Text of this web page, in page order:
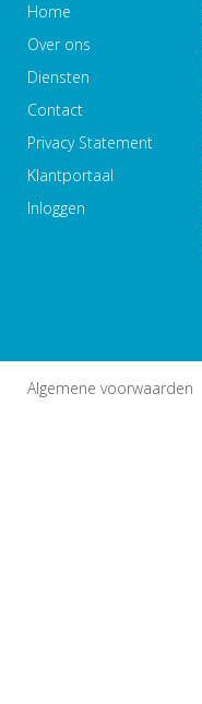
Home
Over ons
Diensten
Contact
Privacy Statement
Klantportaal
Inloggen
Algemene voorwaarden